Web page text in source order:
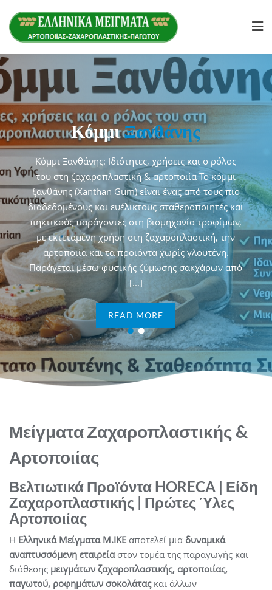
content
Άμυλο
Τι είναι και
σύγχρονη παραγωγή
άμυλο
από τα πιο σημαντικά
σύγχρονη βιομηχανία
στους τομείς της
γαλακτοκομικών
τεχνολογικές
σταθερότητα, έλεγχο
[...]
ΚόμμιΞανθάνης
Κόμμι Ξανθάνης: Ιδιότητες, χρήσεις και ο ρόλος
του στη ζαχαροπλαστική & αρτοποιία Το κόμμι
ξανθάνης (Xanthan Gum) είναι ένας από τους πιο
διαδεδομένους και ευέλικτους σταθεροποιητές και
πηκτικούς παράγοντες στη βιομηχανία τροφίμων,
με εκτεταμένη χρήση στη ζαχαροπλαστική, την
αρτοποιία και τα προϊόντα χωρίς γλουτένη.
Παράγεται μέσω φυσικής ζύμωσης σακχάρων από
[...]
READ MORE
Τροποποιημένο Άμυλο
γιατί είναι
τροφίμων Εισαγωγή
καλαμποκιού αποτελεί
λειτουργικά συστατικά
τροφίμων,
ζαχαροπλαστικής,
και Ho.Re.Ca.Χάρη στις
του ιδιότητες,
υφής και
READ
Μείγματα Ζαχαροπλαστικής &
Αρτοποιίας
Βελτιωτικά Προϊόντα HORECA | Είδη
Ζαχαροπλαστικής | Πρώτες Ύλες
Αρτοποιίας
Η Ελληνικά Μείγματα Μ.ΙΚΕ αποτελεί μια δυναμικά
αναπτυσσόμενη εταιρείαστον τομέα της παραγωγής και
διάθεσης μειγμάτων ζαχαροπλαστικής, αρτοποιίας,
παγωτού, ροφημάτων σοκολάταςκαι άλλων